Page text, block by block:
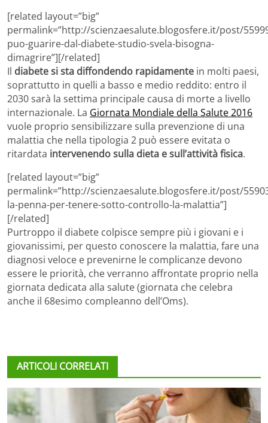
[related layout=”big”
permalink=”http://scienzaesalute.blogosfere.it/post/
puo-guarire-dal-diabete-studio-svela-bisogna-
dimagrire”][/related]
Il diabete si sta diffondendo rapidamente in molti paesi,
soprattutto in quelli a basso e medio reddito: entro il
2030 sarà la settima principale causa di morte a livello
internazionale. La Giornata Mondiale della Salute 2016
vuole proprio sensibilizzare sulla prevenzione di una
malattia che nella tipologia 2 può essere evitata o
ritardata intervenendo sulla dieta e sull’attività fisica.
[related layout=”big”
permalink=”http://scienzaesalute.blogosfere.it/post/
la-penna-per-tenere-sotto-controllo-la-malattia”]
[/related]
Purtroppo il diabete colpisce sempre più i giovani e i
giovanissimi, per questo conoscere la malattia, fare una
diagnosi veloce e prevenirne le complicanze devono
essere le priorità, che verranno affrontate proprio nella
giornata dedicata alla salute (giornata che celebra
anche il 68esimo compleanno dell’Oms).
ARTICOLI CORRELATI